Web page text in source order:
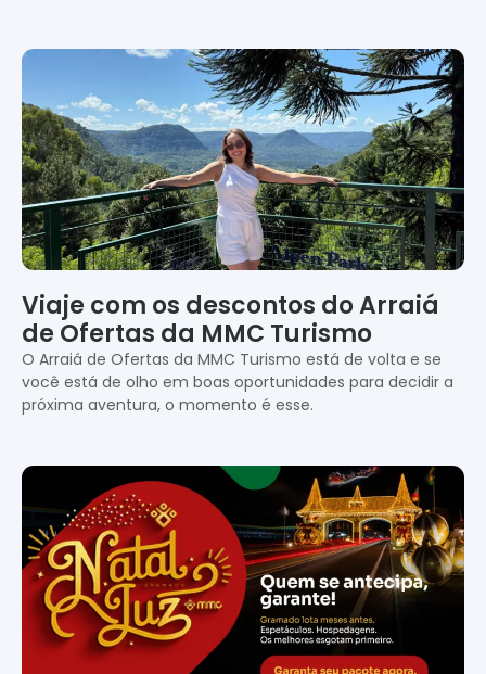
Viaje com os descontos do Arraiá
de Ofertas da MMC Turismo
O Arraiá de Ofertas da MMC Turismo está de volta e se
você está de olho em boas oportunidades para decidir a
próxima aventura, o momento é esse.